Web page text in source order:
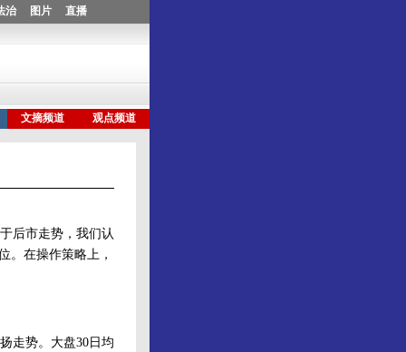
后市走势，我们认
。在操作策略上，
走势。大盘30日均